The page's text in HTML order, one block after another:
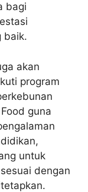
bagi
baik.
akan
program
guna
untuk
dengan